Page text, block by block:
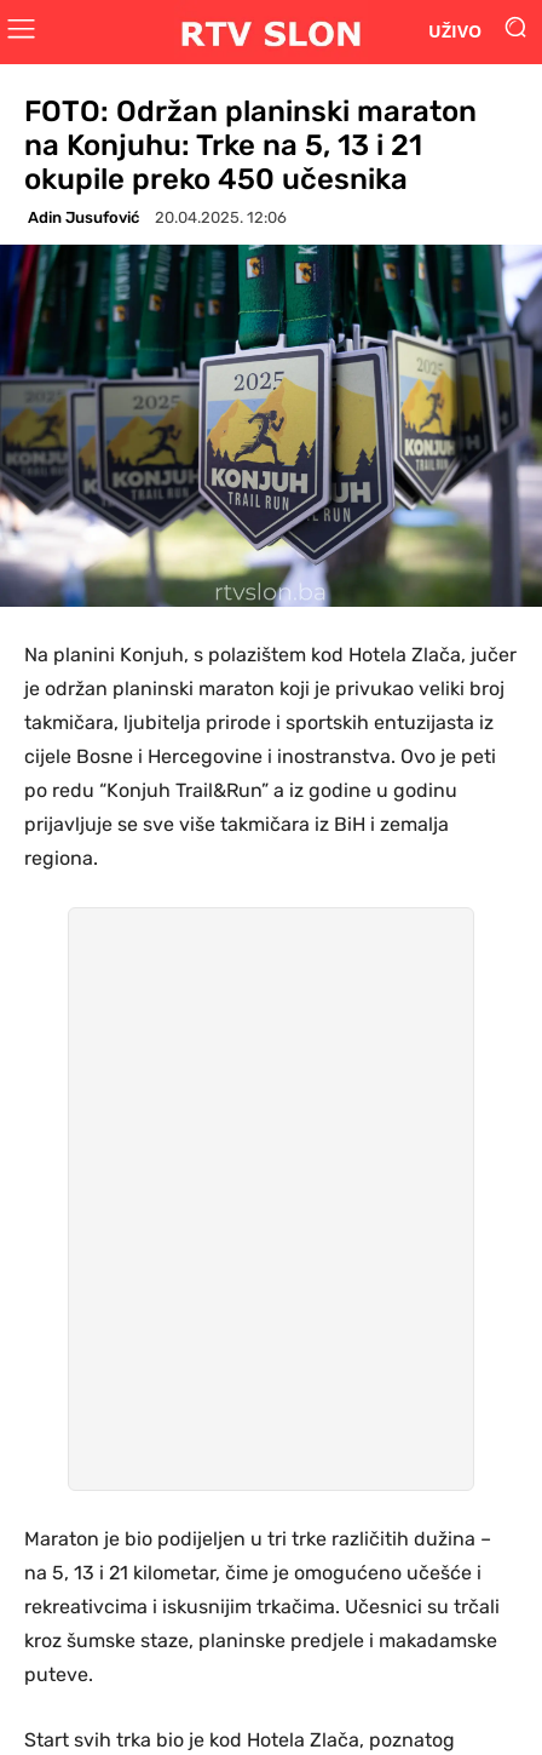
UŽIVO
FOTO: Održan planinski maraton
na Konjuhu: Trke na 5, 13 i 21
okupile preko 450 učesnika
Adin Jusufović 20.04.2025. 12:06
Na planini Konjuh, s polazištem kod Hotela Zlača, jučer
je održan planinski maraton koji je privukao veliki broj
takmičara, ljubitelja prirode i sportskih entuzijasta iz
cijele Bosne i Hercegovine i inostranstva. Ovo je peti
po redu “Konjuh Trail&Run” a iz godine u godinu
prijavljuje se sve više takmičara iz BiH i zemalja
regiona.
Maraton je bio podijeljen u tri trke različitih dužina –
na 5, 13 i 21 kilometar, čime je omogućeno učešće i
rekreativcima i iskusnijim trkačima. Učesnici su trčali
kroz šumske staze, planinske predjele i makadamske
puteve.
Start svih trka bio je kod Hotela Zlača, poznatog